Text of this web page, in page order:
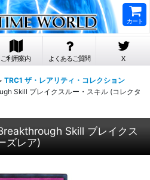
カート
ご利用案内 よくあるご質問 X
TRC1 ザ・レアリティ・コレクション
Skill ブレイクスルー・スキル (コレクタ
Skill ブレイクス
ズレア)